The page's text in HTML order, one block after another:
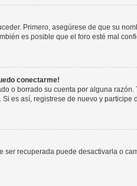
Primero, asegúrese de que su
es posible que el foro esté mal
conectarme!
o borrado su cuenta por alguna
es así, registrese de nuevo y participe
ser recuperada puede desactivarla o